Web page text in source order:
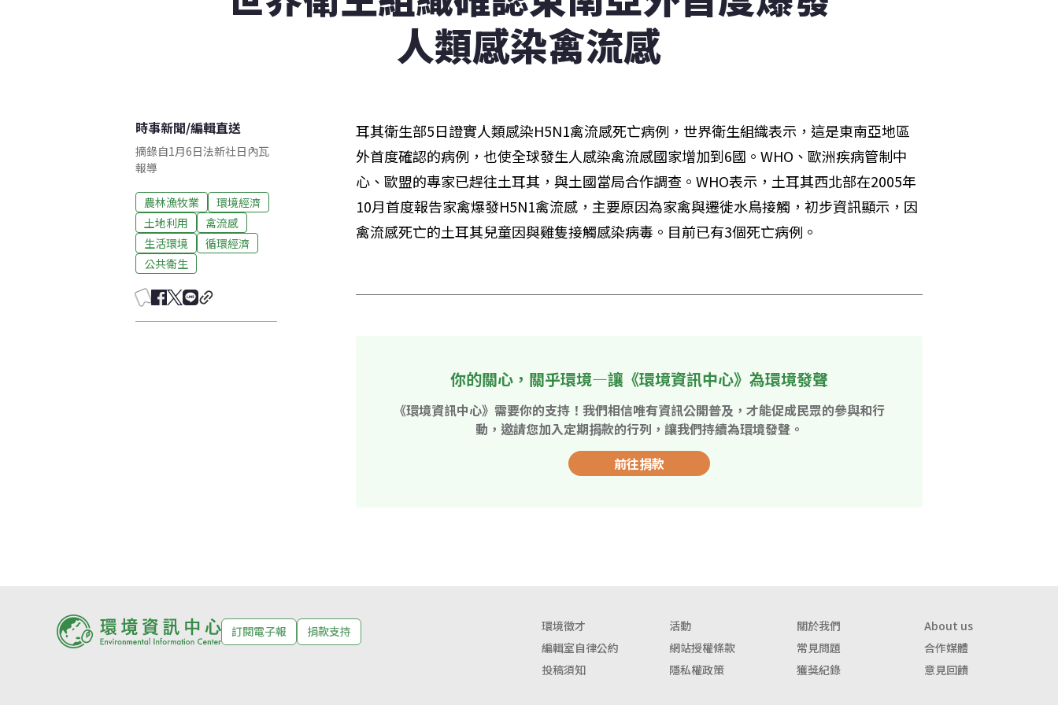
人類感染禽流感
時事新聞/編輯直送
摘錄自1月6日法新社日內瓦
報導
農林漁牧業
環境經濟
土地利用
禽流感
生活環境
循環經濟
公共衛生
耳其衛生部5日證實人類感染H5N1禽流感死亡病例，世界衛生組織表示，這是東南亞地區
外首度確認的病例，也使全球發生人感染禽流感國家增加到6國。WHO、歐洲疾病管制中
心、歐盟的專家已趕往土耳其，與土國當局合作調查。WHO表示，土耳其西北部在2005年
10月首度報告家禽爆發H5N1禽流感，主要原因為家禽與遷徙水鳥接觸，初步資訊顯示，因
禽流感死亡的土耳其兒童因與雞隻接觸感染病毒。目前已有3個死亡病例。
你的關心，關乎環境—讓《環境資訊中心》為環境發聲
《環境資訊中心》需要你的支持！我們相信唯有資訊公開普及，才能促成民眾的參與和行
動，邀請您加入定期捐款的行列，讓我們持續為環境發聲。
前往捐款
訂閱電子報 捐款支持 環境徵才 活動 關於我們
About us
編輯室自律公約
網站授權條款 常見問題
合作媒體
投稿須知
隱私權政策 獲獎紀錄 意見回饋